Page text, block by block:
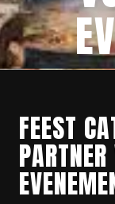
FEEST